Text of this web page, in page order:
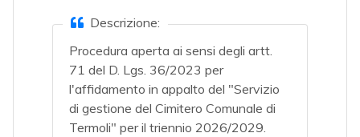
Descrizione:
Procedura aperta ai sensi degli artt.
71 del D. Lgs. 36/2023 per
l'affidamento in appalto del "Servizio
di gestione del Cimitero Comunale di
Termoli" per il triennio 2026/2029.